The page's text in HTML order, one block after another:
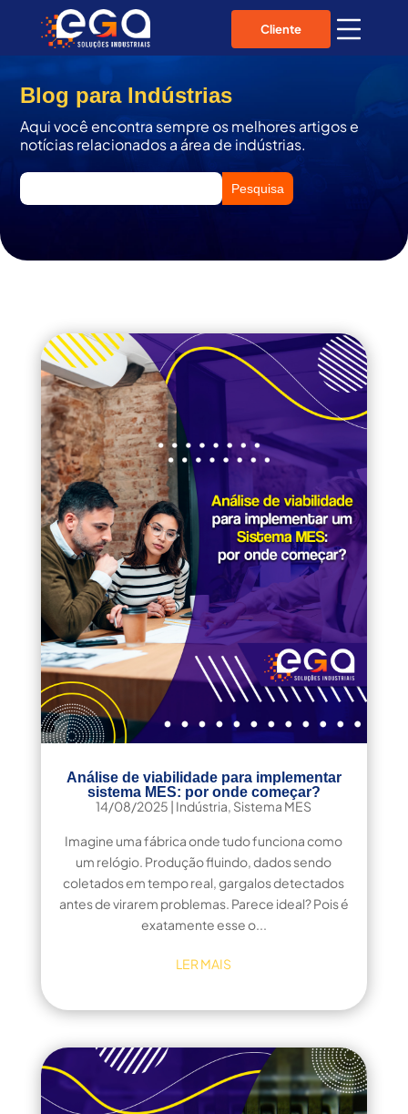
Cliente
Blog para Indústrias
Aqui você encontra sempre os melhores artigos e
notícias relacionados a área de indústrias.
Análise de viabilidade para implementar
sistema MES: por onde começar?
14/08/2025 | Indústria, Sistema MES
Imagine uma fábrica onde tudo funciona como
um relógio. Produção fluindo, dados sendo
coletados em tempo real, gargalos detectados
antes de virarem problemas. Parece ideal? Pois é
exatamente esse o...
LER MAIS